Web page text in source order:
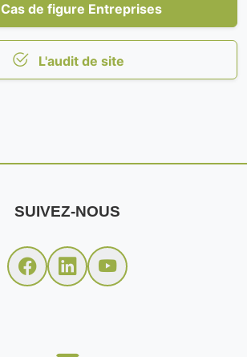
Cas de figure Entreprises
L'audit de site
SUIVEZ-NOUS